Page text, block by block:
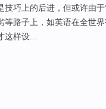
巧上的后进，但或许由于
路子上，如英语在全世
样设...